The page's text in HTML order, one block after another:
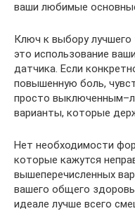
ваши любимые
Ключ к выбору
это использование
датчика. Если
повышенную боль,
просто
варианты, которые
Нет необходимости
которые кажутся
вышеперечисленных
вашего общего
идеале лучше всего